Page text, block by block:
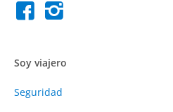
Soy viajero
Seguridad